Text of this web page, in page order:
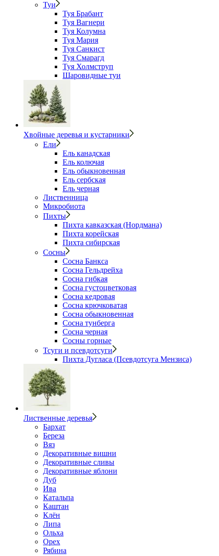
Туи
Туя Брабант
Туя Вагнери
Туя Колумна
Туя Мария
Туя Санкист
Туя Смарагд
Туя Холмструп
Шаровидные туи
Хвойные деревья и кустарники
Ели
Ель канадская
Ель колючая
Ель обыкновенная
Ель сербская
Ель черная
Лиственница
Микробиота
Пихты
Пихта кавказская (Нордмана)
Пихта корейская
Пихта сибирская
Сосны
Сосна Банкса
Сосна Гельдрейха
Сосна гибкая
Сосна густоцветковая
Сосна кедровая
Сосна крючковатая
Сосна обыкновенная
Сосна тунберга
Сосна черная
Сосны горные
Тсуги и псевдотсуги
Пихта Дугласа (Псевдотсуга Мензиса)
Лиственные деревья
Бархат
Береза
Вяз
Декоративные вишни
Декоративные сливы
Декоративные яблони
Дуб
Ива
Катальпа
Каштан
Клён
Липа
Ольха
Орех
Рябина